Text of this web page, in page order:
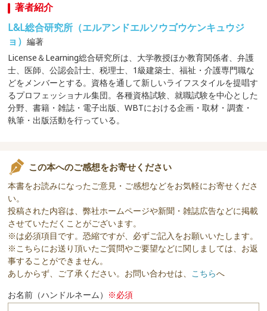
著者紹介
L&L総合研究所（エルアンドエルソウゴウケンキュウジ
ョ）編著
License＆Learning総合研究所は、大学教授ほか教育関係者、弁護
士、医師、公認会計士、税理士、1級建築士、福祉・介護専門職な
どをメンバーとする。資格を通して新しいライフスタイルを提唱す
るプロフェッショナル集団。各種資格試験、就職試験を中心とした
分野、書籍・雑誌・電子出版、WBTにおける企画・取材・調査・
執筆・出版活動を行っている。
この本へのご感想をお寄せください
本書をお読みになったご意見・ご感想などをお気軽にお寄せくださ
い。
投稿された内容は、弊社ホームページや新聞・雑誌広告などに掲載
させていただくことがございます。
※は必須項目です。恐縮ですが、必ずご記入をお願いいたします。
※こちらにお送り頂いたご質問やご要望などに関しましては、お返
事することができません。
あしからず、ご了承ください。お問い合わせは、 こちらへ
お名前（ハンドルネーム） ※必須